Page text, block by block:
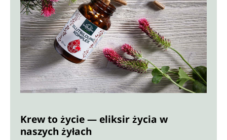
Krew to życie — eliksir życia w
naszych żyłach